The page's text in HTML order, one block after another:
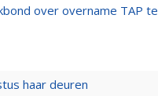
over overname TAP te
haar deuren